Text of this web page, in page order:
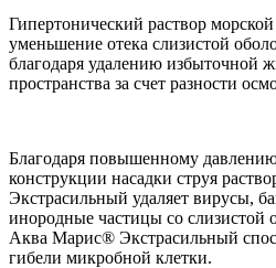
Гипертонический раствор
уменьшение отека слизистой
благодаря удалению избыточной
пространства за счет разности
Благодаря повышенному
конструкции насадки струя
Экстрасильный удаляет вирусы,
инородные частицы со слизистой
Аква Марис® Экстрасильный
гибели микробной клетки.